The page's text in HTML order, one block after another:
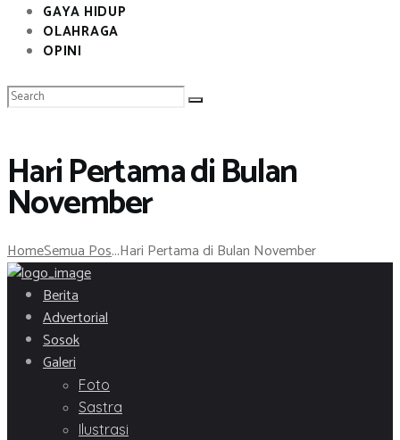
GAYA HIDUP
OLAHRAGA
OPINI
Hari Pertama di Bulan
November
HomeSemua Pos...Hari Pertama di Bulan November
Berita
Advertorial
Sosok
Galeri
Foto
Sastra
Ilustrasi